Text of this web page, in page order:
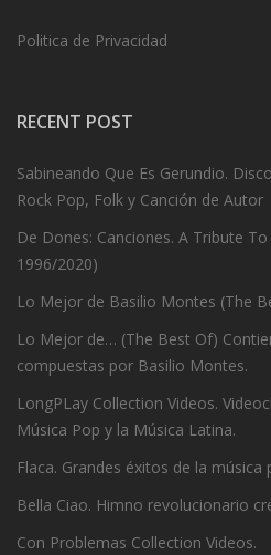
Politica de Privacidad
RECENT POST
Sabineando Que Es Gerundio.
Rock Pop, Folk y Canción de Autor
De Dones: Canciones. A Tribute
1996/2020)
Lo Mejor de Basilio Montes (The
Lo Mejor de… (The Best Of)
compuestas por Basilio Montes.
LongPLay Collection Videos.
Música Pop y la Música Latina.
Flaca. Grandes éxitos de la música
Bella Ciao. Himno revolucionario
Con Problemas Collection Videos.